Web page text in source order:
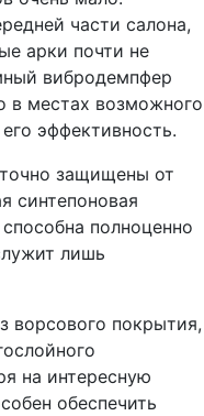
части салона,
арки почти не
вибродемпфер
в местах возможного
эффективность.
защищены от
синтепоновая
полноценно
лишь
ворсового покрытия,
на интересную
обеспечить